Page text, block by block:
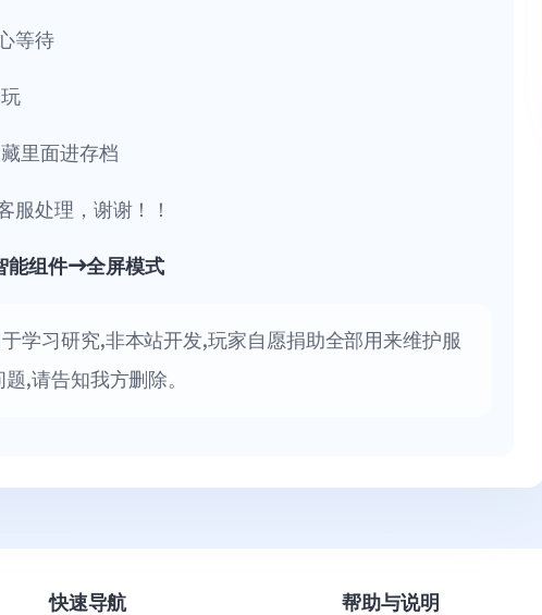
等待
里面进存档
服处理，谢谢！！
能组件→全屏模式
学习研究,非本站开发,玩家自愿捐助全部用来维护服
,请告知我方删除。
快速导航 帮助与说明